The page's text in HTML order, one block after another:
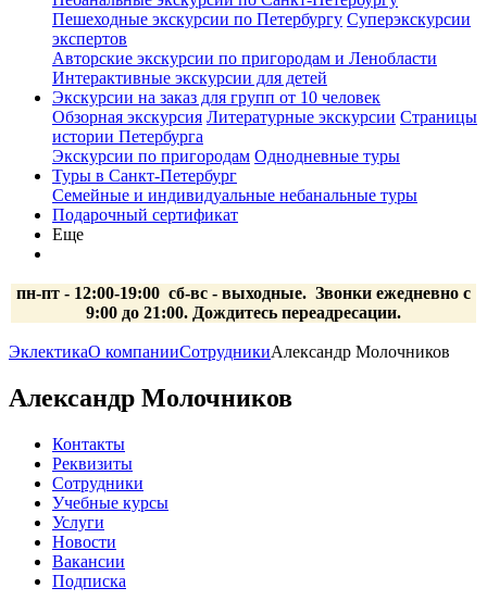
Пешеходные экскурсии по Петербургу Суперэкскурсии
экспертов
Авторские экскурсии по пригородам и Ленобласти
Интерактивные экскурсии для детей
Экскурсии на заказ для групп от 10 человек
Обзорная экскурсия Литературные экскурсии Страницы
истории Петербурга
Экскурсии по пригородам Однодневные туры
Туры в Санкт-Петербург
Семейные и индивидуальные небанальные туры
Подарочный сертификат
Еще
пн-пт - 12:00-19:00 сб-вс - выходные. Звонки ежедневно с
9:00 до 21:00. Дождитесь переадресации.
ЭклектикаО компанииСотрудникиАлександр Молочников
Александр Молочников
Контакты
Реквизиты
Сотрудники
Учебные курсы
Услуги
Новости
Вакансии
Подписка